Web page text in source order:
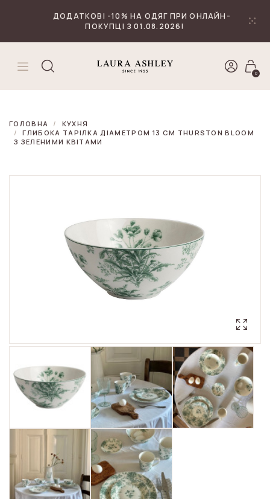
ДОДАТКОВІ -10% НА ОДЯГ ПРИ ОНЛАЙН-
ПОКУПЦІ З 01.08.2026!
0
ГОЛОВНА
КУХНЯ
ГЛИБОКА ТАРІЛКА ДІАМЕТРОМ 13 СМ THURSTON BLOOM
З ЗЕЛЕНИМИ КВІТАМИ